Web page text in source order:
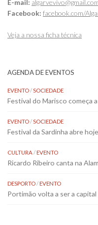
E-mail:
Facebook: facebook.com/
Veja a nossa ficha técnica
AGENDA DE EVENTOS
EVENTO/SOCIEDADE
Festival do Marisco começa
EVENTO/SOCIEDADE
Festival da Sardinha abre
CULTURA/EVENTO
Ricardo Ribeiro canta na
DESPORTO/EVENTO
Portimão volta a ser a